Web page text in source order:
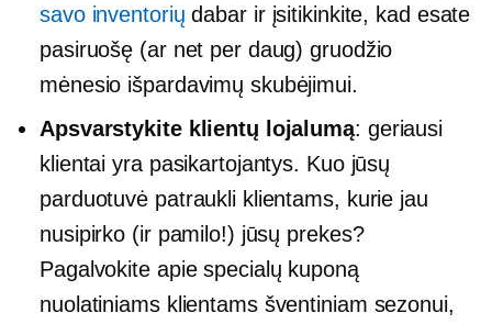
savo inventorių dabar ir įsitikinkite, kad esate
pasiruošę (ar net per daug) gruodžio
mėnesio išpardavimų skubėjimui.
Apsvarstykite klientų lojalumą: geriausi
klientai yra pasikartojantys. Kuo jūsų
parduotuvė patraukli klientams, kurie jau
nusipirko (ir pamilo!) jūsų prekes?
Pagalvokite apie specialų kuponą
nuolatiniams klientams šventiniam sezonui,